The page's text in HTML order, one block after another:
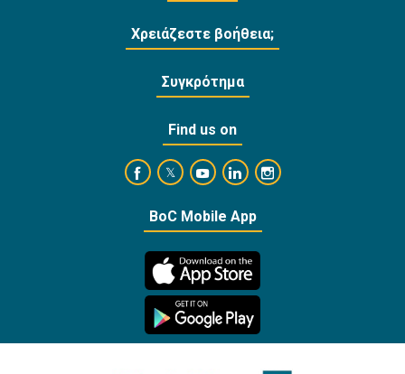
Χρειάζεστε βοήθεια;
Συγκρότημα
Find us on
https://www.facebook.com/
https://twitter.com/bankofcyprus_
https://www.youtube.com/user/
https://www.linkedin.com/
https://
BoC Mobile App